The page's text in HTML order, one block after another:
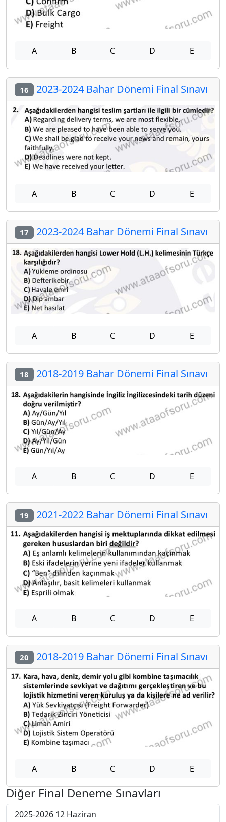
A B C D E
16 2023-2024 Bahar Dönemi Final Sınavı
A B C D E
17 2023-2024 Bahar Dönemi Final Sınavı
A B C D E
18 2018-2019 Bahar Dönemi Final Sınavı
A B C D E
19 2021-2022 Bahar Dönemi Final Sınavı
A B C D E
20 2018-2019 Bahar Dönemi Final Sınavı
A B C D E
Diğer Final Deneme Sınavları
2025-2026 12 Haziran